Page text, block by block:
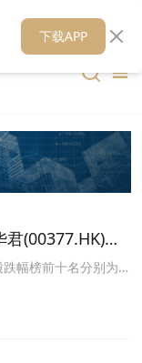
财华媒体矩阵 财华智库
(00377.HK)跌
幅榜前十名分别为中
力控股(00476.HK)
、小鱼盈通
下载APP